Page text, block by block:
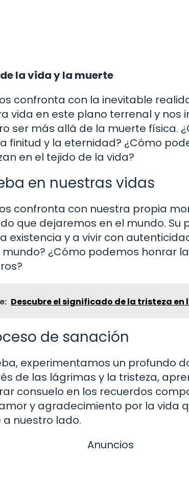
la vida y la muerte
confronta con la inevitable
vida en este plano terrenal y nos
ser más allá de la muerte física.
finitud y la eternidad? ¿Cómo
en el tejido de la vida?
en nuestras vidas
confronta con nuestra propia
que dejaremos en el mundo.
existencia y a vivir con
¿Cómo podemos honrar
Descubre el significado de la tristeza en
de sanación
experimentamos un profundo
de las lágrimas y la tristeza,
consuelo en los recuerdos
y agradecimiento por la vida
nuestro lado.
Anuncios